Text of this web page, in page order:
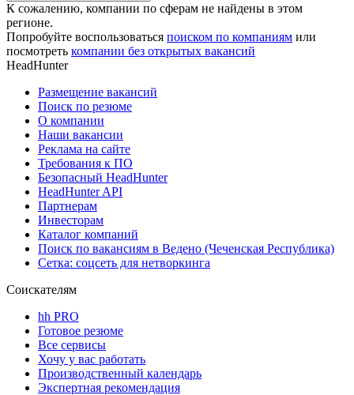
К сожалению, компании по сферам не найдены в этом
регионе.
Попробуйте воспользоваться поиском по компаниям или
посмотреть компании без открытых вакансий
HeadHunter
Размещение вакансий
Поиск по резюме
О компании
Наши вакансии
Реклама на сайте
Требования к ПО
Безопасный HeadHunter
HeadHunter API
Партнерам
Инвесторам
Каталог компаний
Поиск по вакансиям в Ведено (Чеченская Республика)
Сетка: соцсеть для нетворкинга
Соискателям
hh PRO
Готовое резюме
Все сервисы
Хочу у вас работать
Производственный календарь
Экспертная рекомендация